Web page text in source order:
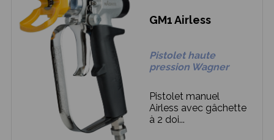
GM1 Airless
Pistolet haute
pression Wagner
Pistolet manuel
Airless avec gâchette
à 2 doi...